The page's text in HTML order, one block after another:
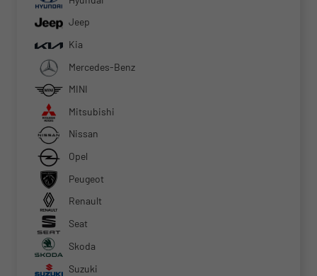
Jeep
Kia
Mercedes-Benz
MINI
Mitsubishi
Nissan
Opel
Peugeot
Renault
Seat
Skoda
Suzuki